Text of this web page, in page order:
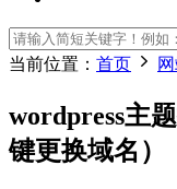
当前位置： 首页
wordpress主
键更换域名）